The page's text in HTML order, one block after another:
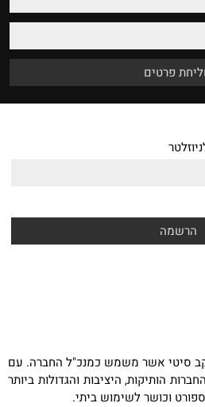
על ידי יעקב סיטי אשר משמש כמנכ"ל החברה. עם
הותיקות, היציבות והגדולות ביותר
וכושר לשימוש ביתי.